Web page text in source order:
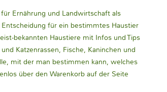
Ernährung und Landwirtschaft als
für ein bestimmtes Haustier
bekannten Haustiere mit Infos und Tips
Katzenrassen, Fische, Kaninchen und
mit der man bestimmen kann, welches
über den Warenkorb auf der Seite